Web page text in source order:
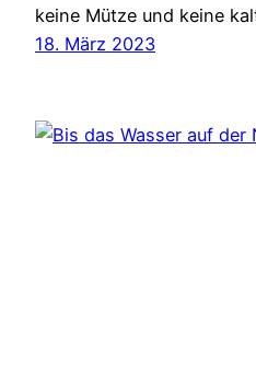
keine Mütze und keine
18. März 2023